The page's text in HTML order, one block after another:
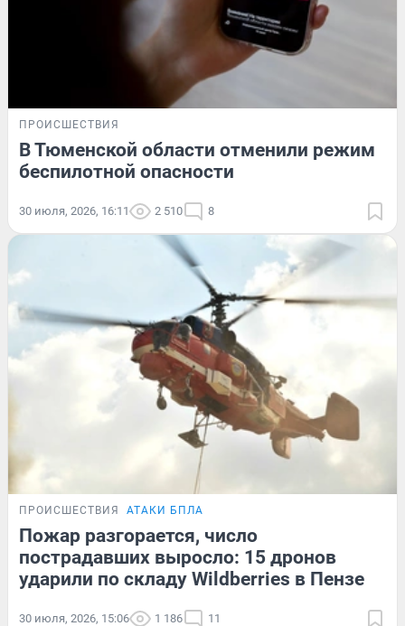
ПРОИСШЕСТВИЯ
В Тюменской области отменили режим
беспилотной опасности
30 июля, 2026, 16:11 2 510 8
ПРОИСШЕСТВИЯ АТАКИ БПЛА
Пожар разгорается, число
пострадавших выросло: 15 дронов
ударили по складу Wildberries в Пензе
30 июля, 2026, 15:06 1 186 11